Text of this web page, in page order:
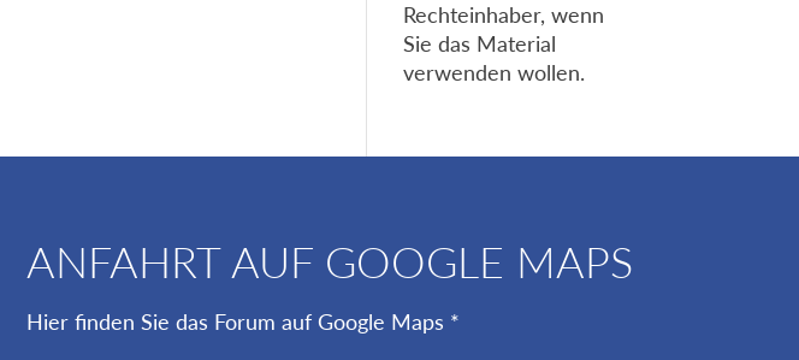
Rechteinhaber, wenn
Sie das Material
verwenden wollen.
ANFAHRT AUF GOOGLE MAPS
Hier finden Sie das Forum auf Google Maps *